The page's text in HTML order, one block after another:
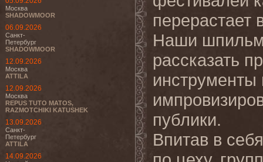
Москва
SHADOWMOOR
06.09.2026
Санкт-
Петербург
SHADOWMOOR
12.09.2026
Москва
ATTILA
12.09.2026
Москва
REPUS TUTO MATOS,
RAZMOTCHIKI KATUSHEK
13.09.2026
Санкт-
Петербург
ATTILA
14.09.2026
перерастает
Наши
рассказать
инструменты
публики.
Впитав в